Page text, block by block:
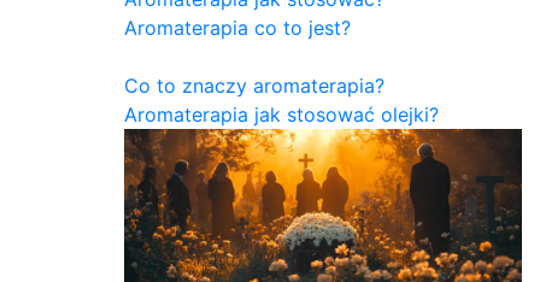
Aromaterapia co to jest?
Co to znaczy aromaterapia?
Aromaterapia jak stosować olejki?